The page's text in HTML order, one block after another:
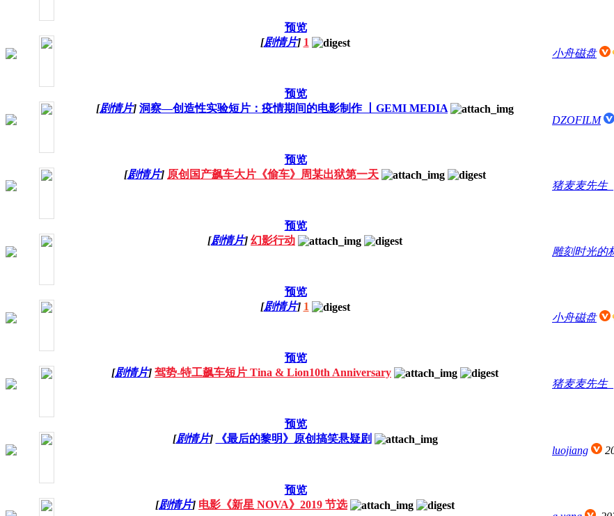
预览
[剧情片] 1
小舟磁盘
预览
[剧情片] 洞察—创造性实验短片：疫情期间的电影制作 丨GEMI MEDIA
DZOFILM
预览
[剧情片] 原创国产飙车大片《偷车》周某出狱第一天
猪麦麦先生_
预览
[剧情片] 幻影行动
雕刻时光的
预览
[剧情片] 1
小舟磁盘
预览
[剧情片] 驾势-特工飙车短片 Tina & Lion10th Anniversary
猪麦麦先生_
预览
[剧情片]
《最后的黎明》原创搞笑悬疑剧
luojiang
预览
[剧情片] 电影《新星 NOVA》2019 节选